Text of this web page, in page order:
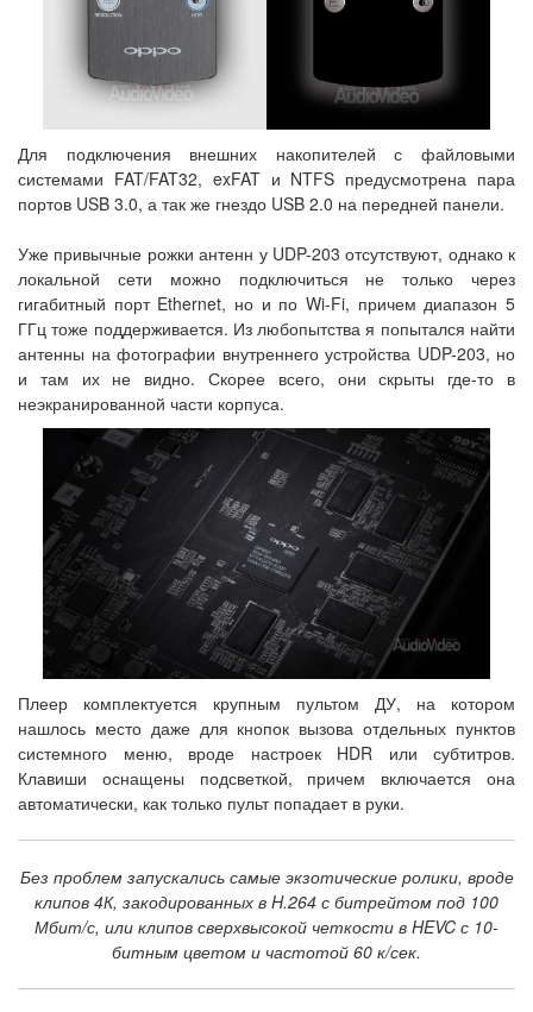
Для подключения внешних накопителей с файловыми
системами FAT/FAT32, exFAT и NTFS предусмотрена пара
портов USB 3.0, а так же гнездо USB 2.0 на передней панели.
Уже привычные рожки антенн у UDP-203 отсутствуют, однако к
локальной сети можно подключиться не только через
гигабитный порт Ethernet, но и по Wi-Fi, причем диапазон 5
ГГц тоже поддерживается. Из любопытства я попытался найти
антенны на фотографии внутреннего устройства UDP-203, но
и там их не видно. Скорее всего, они скрыты где-то в
неэкранированной части корпуса.
Плеер комплектуется крупным пультом ДУ, на котором
нашлось место даже для кнопок вызова отдельных пунктов
системного меню, вроде настроек HDR или субтитров.
Клавиши оснащены подсветкой, причем включается она
автоматически, как только пульт попадает в руки.
Без проблем запускались самые экзотические ролики, вроде
клипов 4К, закодированных в H.264 с битрейтом под 100
Мбит/с, или клипов сверхвысокой четкости в HEVC с 10-
битным цветом и частотой 60 к/сек.